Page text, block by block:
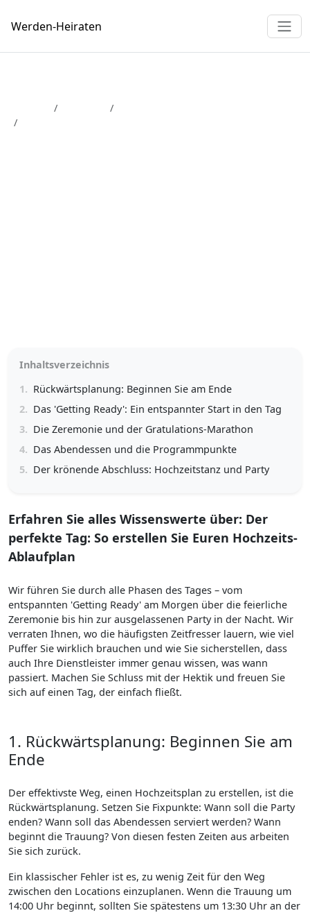
Werden-Heiraten
Inhaltsverzeichnis
1. Rückwärtsplanung: Beginnen Sie am Ende
2. Das 'Getting Ready': Ein entspannter Start in den Tag
3. Die Zeremonie und der Gratulations-Marathon
4. Das Abendessen und die Programmpunkte
5. Der krönende Abschluss: Hochzeitstanz und Party
Erfahren Sie alles Wissenswerte über: Der
perfekte Tag: So erstellen Sie Euren Hochzeits-
Ablaufplan
Wir führen Sie durch alle Phasen des Tages – vom
entspannten 'Getting Ready' am Morgen über die feierliche
Zeremonie bis hin zur ausgelassenen Party in der Nacht. Wir
verraten Ihnen, wo die häufigsten Zeitfresser lauern, wie viel
Puffer Sie wirklich brauchen und wie Sie sicherstellen, dass
auch Ihre Dienstleister immer genau wissen, was wann
passiert. Machen Sie Schluss mit der Hektik und freuen Sie
sich auf einen Tag, der einfach fließt.
1. Rückwärtsplanung: Beginnen Sie am
Ende
Der effektivste Weg, einen Hochzeitsplan zu erstellen, ist die
Rückwärtsplanung. Setzen Sie Fixpunkte: Wann soll die Party
enden? Wann soll das Abendessen serviert werden? Wann
beginnt die Trauung? Von diesen festen Zeiten aus arbeiten
Sie sich zurück.
Ein klassischer Fehler ist es, zu wenig Zeit für den Weg
zwischen den Locations einzuplanen. Wenn die Trauung um
14:00 Uhr beginnt, sollten Sie spätestens um 13:30 Uhr an der